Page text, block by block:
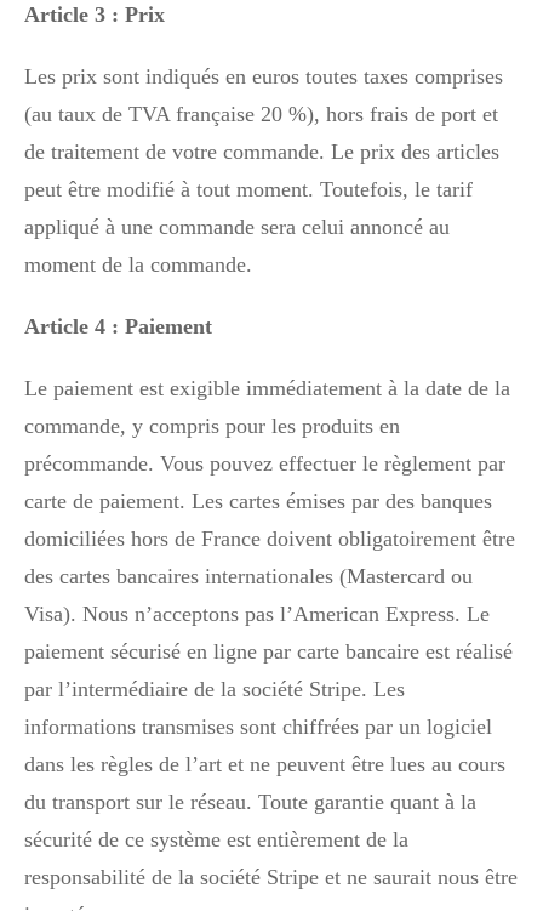
Article 3 : Prix
Les prix sont indiqués en euros toutes taxes comprises
(au taux de TVA française 20 %), hors frais de port et
de traitement de votre commande. Le prix des articles
peut être modifié à tout moment. Toutefois, le tarif
appliqué à une commande sera celui annoncé au
moment de la commande.
Article 4 : Paiement
Le paiement est exigible immédiatement à la date de la
commande, y compris pour les produits en
précommande. Vous pouvez effectuer le règlement par
carte de paiement. Les cartes émises par des banques
domiciliées hors de France doivent obligatoirement être
des cartes bancaires internationales (Mastercard ou
Visa). Nous n’acceptons pas l’American Express. Le
paiement sécurisé en ligne par carte bancaire est réalisé
par l’intermédiaire de la société Stripe. Les
informations transmises sont chiffrées par un logiciel
dans les règles de l’art et ne peuvent être lues au cours
du transport sur le réseau. Toute garantie quant à la
sécurité de ce système est entièrement de la
responsabilité de la société Stripe et ne saurait nous être